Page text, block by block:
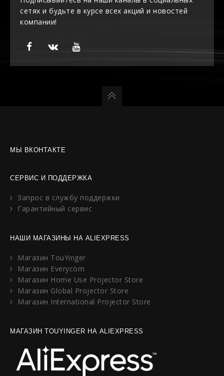
сетях и будьте в курсе всех акций и новостей
компании!
МЫ ВКОНТАКТЕ
СЕРВИС И ПОДДЕРЖКА
Запрос в службу поддержки
Гарантийный сервис
НАШИ МАГАЗИНЫ НА ALIEXPRESS
Магазин TouYinger
Магазин Everycom
Магазин Home Use Projector Store
Магазин Global Projector Store
Магазин International Projector Store
МАГАЗИН TOUYINGER НА ALIEXPRESS